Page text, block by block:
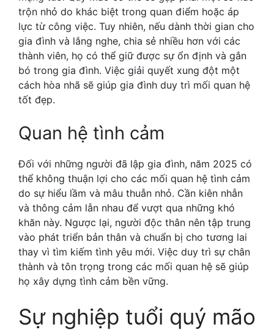
trộn nhỏ do khác biệt trong quan điểm hoặc áp
lực từ công việc. Tuy nhiên, nếu dành thời gian cho
gia đình và lắng nghe, chia sẻ nhiều hơn với các
thành viên, họ có thể giữ được sự ổn định và gắn
bó trong gia đình. Việc giải quyết xung đột một
cách hòa nhã sẽ giúp gia đình duy trì mối quan hệ
tốt đẹp.
Quan hệ tình cảm
Đối với những người đã lập gia đình, năm 2025 có
thể không thuận lợi cho các mối quan hệ tình cảm
do sự hiểu lầm và mâu thuẫn nhỏ. Cần kiên nhẫn
và thông cảm lẫn nhau để vượt qua những khó
khăn này. Ngược lại, người độc thân nên tập trung
vào phát triển bản thân và chuẩn bị cho tương lai
thay vì tìm kiếm tình yêu mới. Việc duy trì sự chân
thành và tôn trọng trong các mối quan hệ sẽ giúp
họ xây dựng tình cảm bền vững.
Sự nghiệp tuổi quý mão